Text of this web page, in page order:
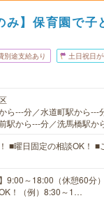
み】保育園で子
別途支給あり 土日祝日
ら---分／水道町駅から---
駅から---分／洗馬橋駅か
■曜日固定の相談OK！ ■
】9:00～18:00（休憩60分
！（例）8:30～1…